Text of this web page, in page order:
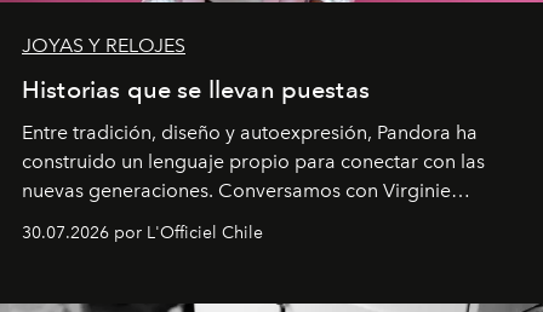
JOYAS Y RELOJES
Historias que se llevan puestas
Entre tradición, diseño y autoexpresión, Pandora ha
construido un lenguaje propio para conectar con las
nuevas generaciones. Conversamos con Virginie
Dubray, la responsable de marketing para
Latinoamérica, sobre identidad, cultura y el valor
30.07.2026 por L'Officiel Chile